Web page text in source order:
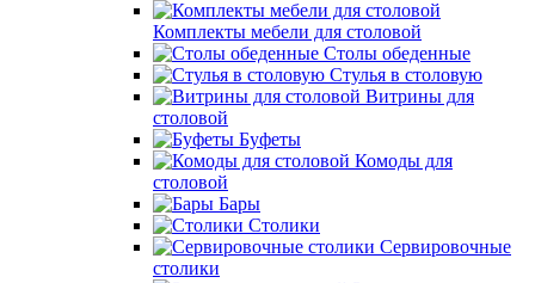
Комплекты мебели для столовой
Столы обеденные
Стулья в столовую
Витрины для
столовой
Буфеты
Комоды для
столовой
Бары
Столики
Сервировочные
столики